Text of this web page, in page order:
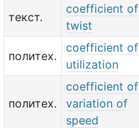
текст.
coefficient of
twist
политех.
coefficient of
utilization
политех.
coefficient of
variation of
speed